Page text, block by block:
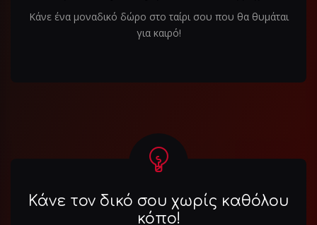
Κάνε ένα μοναδικό δώρο στο ταίρι σου που θα θυμάται
για καιρό!
Κάνε τον δικό σου χωρίς καθόλου
κόπο!